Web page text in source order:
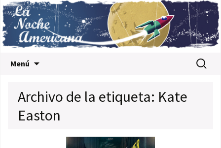
Menú Buscar:
Archivo de la etiqueta: Kate
Easton